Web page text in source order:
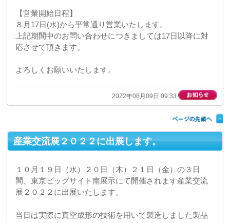
産業交流展２０２２公式Webサイト
2022年07月13日 16:34
ゴールデンウィークにともなう休業日のお知ら
せ
弊社では下記の期間がゴールデンウィークにより休業日
となりますので、予めご了承くださいますようお願い申